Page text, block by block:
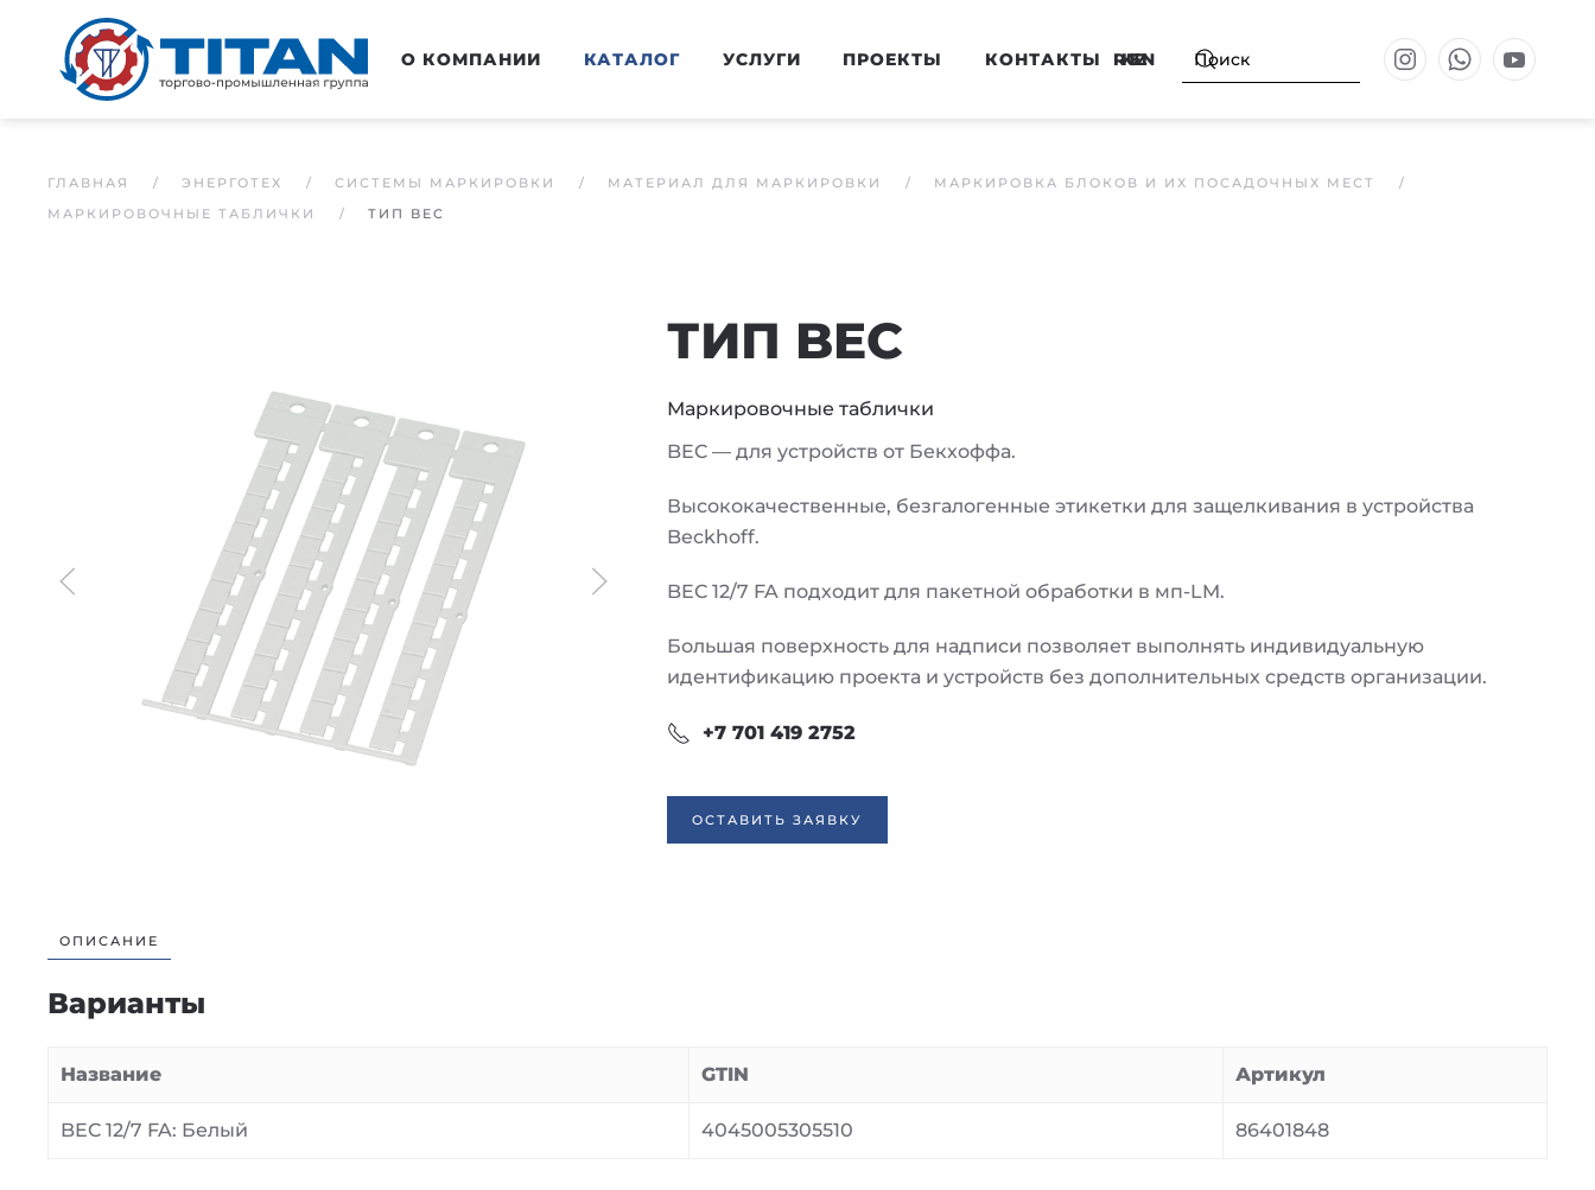
Перейти к основному содержанию О КОМПАНИИ КАТАЛОГ УСЛУГИ ПРОЕКТЫ КОНТАКТЫ RU
KZ
EN
ГЛАВНАЯ ЭНЕРГОТЕХ СИСТЕМЫ МАРКИРОВКИ МАТЕРИАЛ ДЛЯ МАРКИРОВКИ
МАРКИРОВКА БЛОКОВ И ИХ ПОСАДОЧНЫХ МЕСТ
МАРКИРОВОЧНЫЕ ТАБЛИЧКИ
ТИП BEC
ТИП BEC
Маркировочные таблички
BEC— для устройств от Бекхоффа.
Высококачественные, безгалогенные этикетки для защелкивания в устройства
Beckhoff.
BEC 12/7 FA подходит для пакетной обработки в мп-LM.
Большая поверхность для надписи позволяет выполнять индивидуальную
идентификацию проекта и устройств без дополнительных средств организации.
+7 701 419 2752
ОСТАВИТЬ ЗАЯВКУ
ОПИСАНИЕ
Варианты
Название GTIN Артикул
BEC 12/7 FA: Белый 4045005305510 86401848